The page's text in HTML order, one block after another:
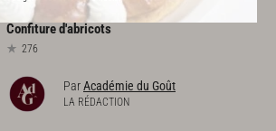
Confitured'abricots
276
ParAcadémie du Goût
LA RÉDACTION